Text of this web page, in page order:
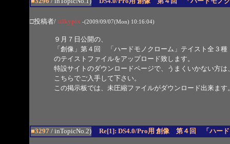
□投稿者/ silkypix -(2009/09/07(Mon) 10:16:04)
９月７日公開の、
「創像」第４回 「ハードモノクローム」テイスト全３種
のテイストファイルをアップロード致します。
特設サイトのダウンロードページで、うまくいかない方は
こちらでご入手して下さい。
この掲示板では、未圧縮ファイルがダウンロード出来ます
■3297 / inTopicNo.2) Re[1]: DS4.0/Pro用 創像 第４回 「ハード